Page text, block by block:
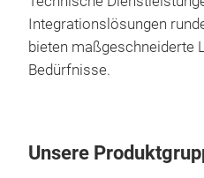
Integrationslösungen
bieten maßgeschneiderte
Bedürfnisse.
Unsere